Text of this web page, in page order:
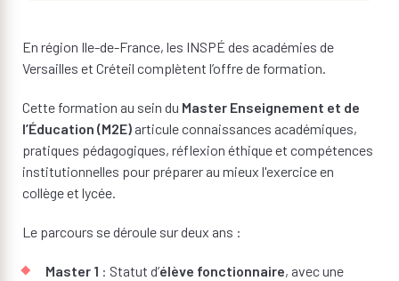
En région Ile-de-France, les INSPÉ des académies de
Versailles et Créteil complètent l’offre de formation.
Cette formation au sein du Master Enseignement et de
l’Éducation (M2E) articule connaissances académiques,
pratiques pédagogiques, réflexion éthique et compétences
institutionnelles pour préparer au mieux l'exercice en
collège et lycée.
Le parcours se déroule sur deux ans :
Master 1 : Statut d’élève fonctionnaire, avec une